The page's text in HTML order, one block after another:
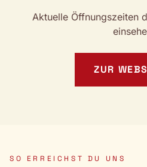
Aktuelle Öffnungszeiten
ZUR
SO ERREICHST DU UNS